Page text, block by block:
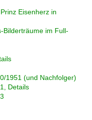
Eisenherz in
Bilderträume im Full-
1951 (und Nachfolger)
Details